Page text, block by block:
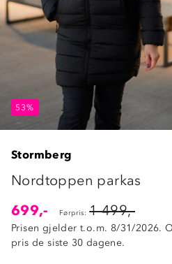
53%
53%
Stormberg
Nordtoppen parkas
699,-
Førpris: 1 499,-
Prisen gjelder t.o.m. 8/31/2026.
pris de siste 30 dagene.